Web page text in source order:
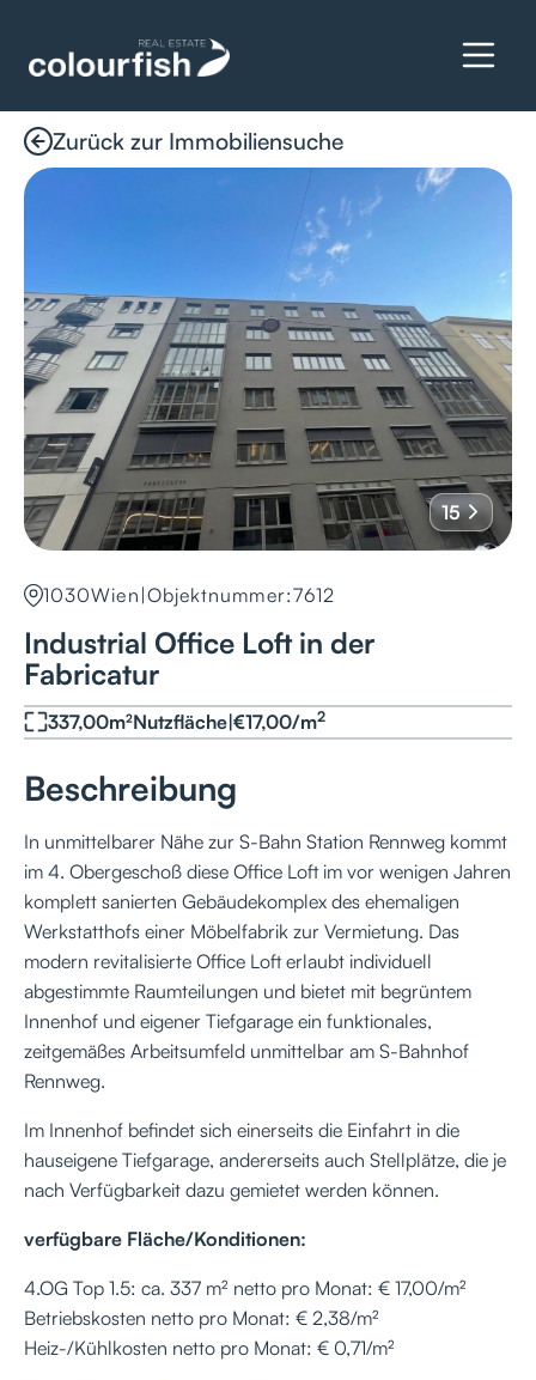
Zurück zur Immobiliensuche
15
1030Wien |Objektnummer:7612
Industrial Office Loft in der
Fabricatur
337,00m²Nutzfläche|€17,00/m2
Beschreibung
In unmittelbarer Nähe zur S-Bahn Station Rennweg kommt
im 4. Obergeschoß diese Office Loft im vor wenigen Jahren
komplett sanierten Gebäudekomplex des ehemaligen
Werkstatthofs einer Möbelfabrik zur Vermietung. Das
modern revitalisierte Office Loft erlaubt individuell
abgestimmte Raum­teilungen und bietet mit begrüntem
Innenhof und eigener Tiefgarage ein funktionales,
zeitgemäßes Arbeitsumfeld unmittelbar am S-Bahnhof
Rennweg.
Im Innenhof befindet sich einerseits die Einfahrt in die
hauseigene Tiefgarage, andererseits auch Stellplätze, die je
nach Verfügbarkeit dazu gemietet werden können.
verfügbare Fläche/Konditionen:
4.OG Top 1.5: ca. 337 m² netto pro Monat: € 17,00/m²
Betriebskosten netto pro Monat: € 2,38/m²
Heiz-/Kühlkosten netto pro Monat: € 0,71/m²
Details anfragen